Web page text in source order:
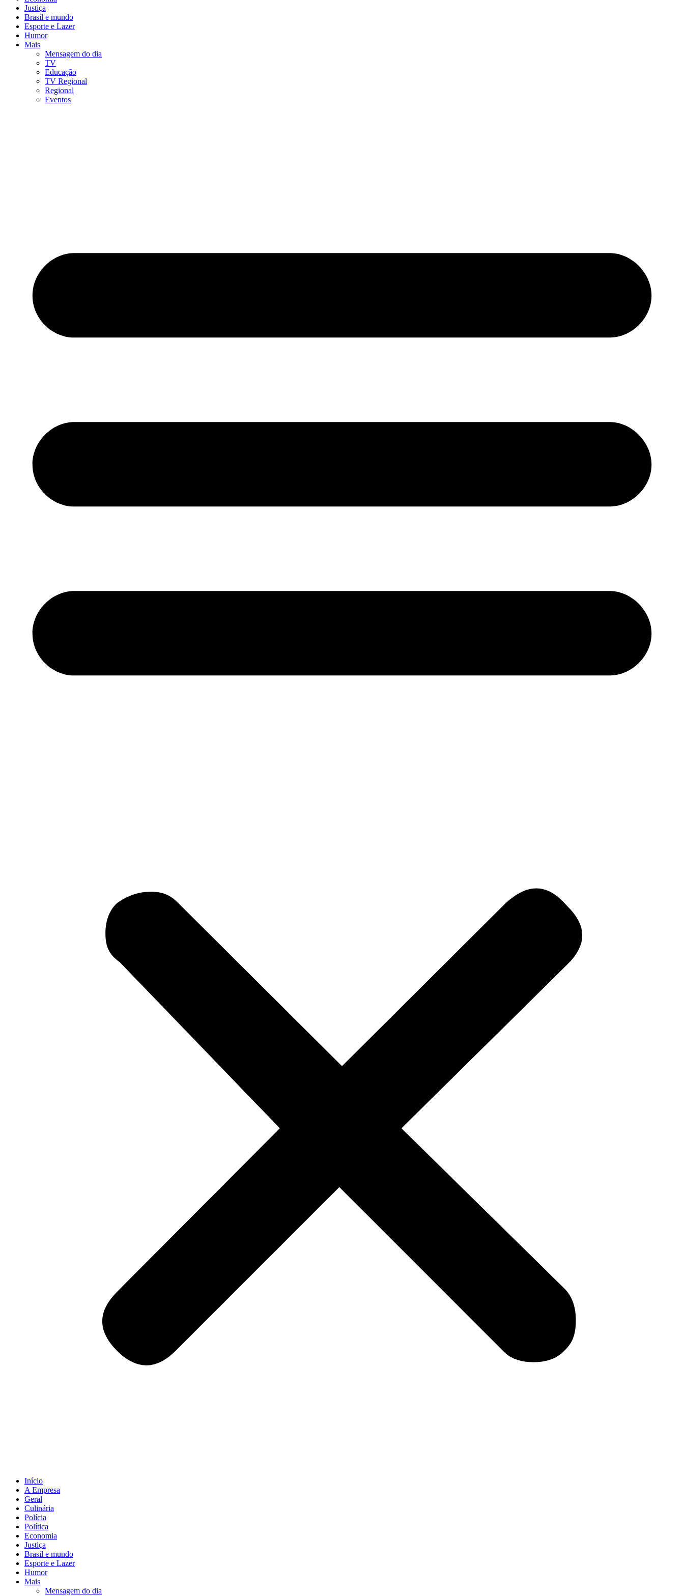
Justiça
Brasil e mundo
Esporte e Lazer
Humor
Mais
Mensagem do dia
TV
Educação
TV Regional
Regional
Eventos
Início
A Empresa
Geral
Culinária
Polícia
Política
Economia
Justiça
Brasil e mundo
Esporte e Lazer
Humor
Mais
Mensagem do dia